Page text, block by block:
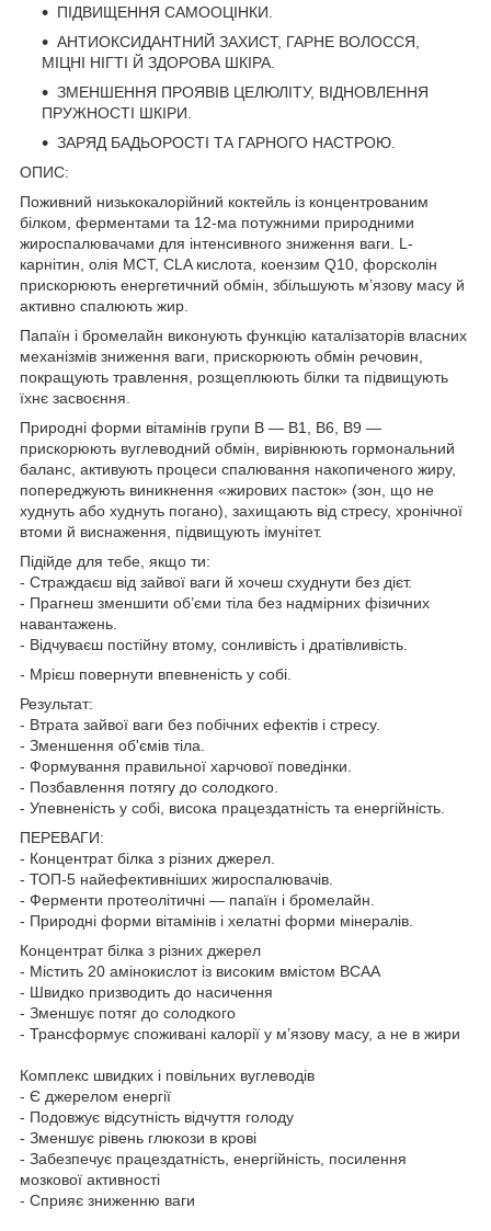
ПІДВИЩЕННЯ САМООЦІНКИ.
АНТИОКСИДАНТНИЙ ЗАХИСТ, ГАРНЕ ВОЛОССЯ,
МІЦНІ НІГТІ Й ЗДОРОВА ШКІРА.
ЗМЕНШЕННЯ ПРОЯВІВ ЦЕЛЮЛІТУ, ВІДНОВЛЕННЯ
ПРУЖНОСТІ ШКІРИ.
ЗАРЯД БАДЬОРОСТІ ТА ГАРНОГО НАСТРОЮ.
ОПИС:
Поживний низькокалорійний коктейль із концентрованим
білком, ферментами та 12-ма потужними природними
жироспалювачами для інтенсивного зниження ваги. L-
карнітин, олія MCT, CLA кислота, коензим Q10, форсколін
приcкорюють енергетичний обмін, збільшують м’язову масу й
активно спалюють жир.
Папаїн і бромелайн виконують функцію каталізаторів власних
механізмів зниження ваги, прискорюють обмін речовин,
покращують травлення, розщеплюють білки та підвищують
їхнє засвоєння.
Природні форми вітамінів групи В — B1, B6, B9 —
прискорюють вуглеводний обмін, вирівнюють гормональний
баланс, активують процеси спалювання накопиченого жиру,
попереджують виникнення «жирових пасток» (зон, що не
худнуть або худнуть погано), захищають від стресу, хронічної
втоми й виснаження, підвищують імунітет.
Підійде для тебе, якщо ти:
- Страждаєш від зайвої ваги й хочеш схуднути без дієт.
- Прагнеш зменшити об’єми тіла без надмірних фізичних
навантажень.
- Відчуваєш постійну втому, сонливість і дратівливість.
- Мрієш повернути впевненість у собі.
Результат:
- Втрата зайвої ваги без побічних ефектів і стресу.
- Зменшення об'ємів тіла.
- Формування правильної харчової поведінки.
- Позбавлення потягу до солодкого.
- Упевненість у собі, висока працездатність та енергійність.
ПЕРЕВАГИ:
- Концентрат білка з різних джерел.
- ТОП-5 найефективніших жироспалювачів.
- Ферменти протеолітичні — папаїн і бромелайн.
- Природні форми вітамінів і хелатні форми мінералів.
Концентрат білка з різних джерел
- Містить 20 амінокислот із високим вмістом ВСАА
- Швидко призводить до насичення
- Зменшує потяг до солодкого
- Трансформує споживані калорії у м’язову масу, а не в жири
Комплекс швидких і повільних вуглеводів
- Є джерелом енергії
- Подовжує відсутність відчуття голоду
- Зменшує рівень глюкози в крові
- Забезпечує працездатність, енергійність, посилення
мозкової активності
- Сприяє зниженню ваги